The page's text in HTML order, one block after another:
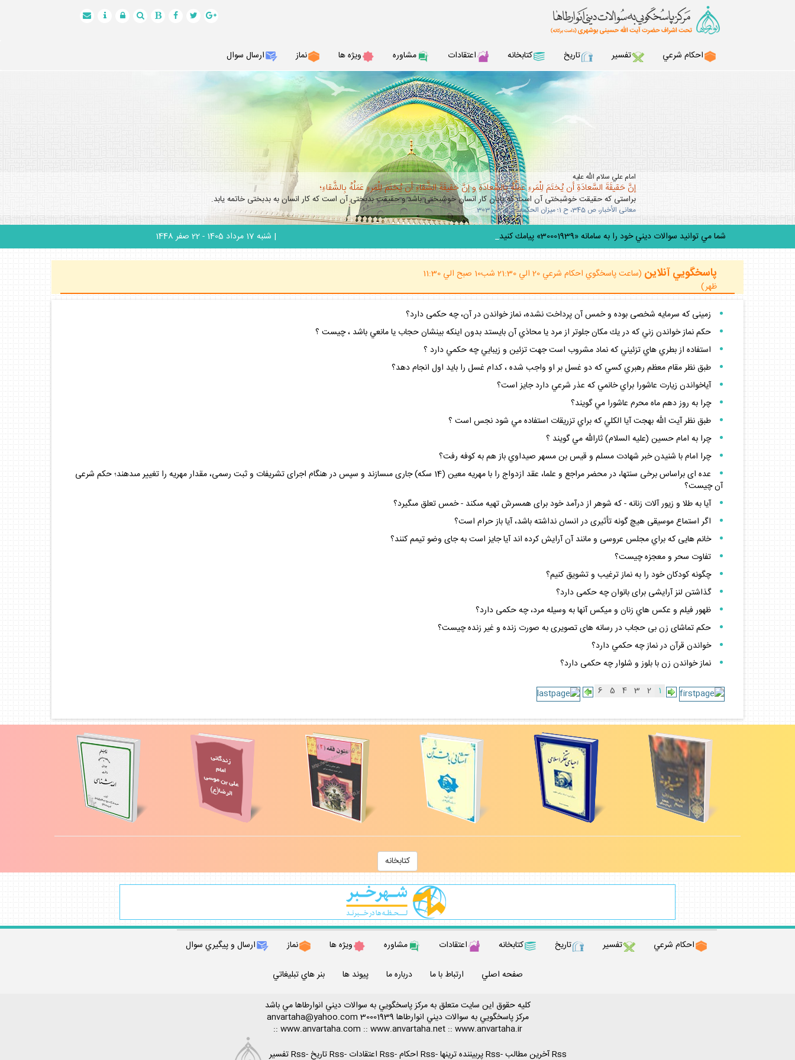
احكام شرعي تفسير تاريخ كتابخانه اعتقادات مشاوره ويژه ها نماز ارسال سوال
امام علي سلام الله عليه
إنَّ حَقيقَةَ السَّعادَةِ أن يُختَمَ لِلْمَرءِ عَمَلُهُ بِالسَّعادَةِ و إنَّ حَقيقَةَ الشَّقاءِ أن يُختَمَ لِلْمَرءِ عَمَلُهُ بِالشَّقاءِ؛
براستى كه حقيقت خوشبختى آن است كه پايان كار انسان خوشبختى باشد و حقيقت بدبختى آن است كه كار انسان به بدبختى خاتمه يابد.
معانى الأخبار، ص 345، ح 1؛ ميزان الحكمه، ج 5، ص 303.
شما مي توانيد سوالات ديني خود را به سامانه «30001939» پيامك كنيد. | شنبه 17 مرداد 1405 - 22 صفر 1448
پاسخگويي آنلاين
(ساعت پاسخگوي احكام شرعي 20 الي 21:30 شب10 صبح الي 11:30
ظهر)
زمينى كه سرمايه شخصى بوده و خمس آن پرداخت نشده، نماز خواندن در آن، چه حكمى دارد؟
حكم نماز خواندن زني كه در يك مكان جلوتر از مرد يا محاذي آن بايستد بدون اينكه بينشان حجاب يا مانعي باشد ، چيست ؟
استفاده از بطري هاي تزئيني كه نماد مشروب است جهت تزئين و زيبايي چه حكمي دارد ؟
طبق نظر مقام معظم رهبري كسي كه دو غسل بر او واجب شده ، كدام غسل را بايد اول انجام دهد؟
آياخواندن زيارت عاشورا براي خانمي كه عذر شرعي دارد جايز است؟
چرا به روز دهم ماه محرم عاشورا مي گويند؟
طبق نظر آيت الله بهجت آيا الكلي كه براي تزريقات استفاده مي شود نجس است ؟
چرا به امام حسين (عليه السلام) ثارالله مي گويند ؟
چرا امام با شنيدن خبر شهادت مسلم و قيس بن مسهر صيداوي باز هم به كوفه رفت؟
عده ‏اى براساس برخى سنت‏ها، در محضر مراجع و علما، عقد ازدواج را با مهريه معين (14 سكه) جارى مى‏سازند و سپس در هنگام اجراى تشريفات و ثبت رسمى، مقدار مهريه را تغيير مى‏دهند؛ حكم شرعى
آن چيست؟
آيا به طلا و زيور آلات زنانه - كه شوهر از درآمد خود براى همسرش تهيه مى‏كند - خمس تعلق مى‏گيرد؟
اگر استماع موسيقى هيچ گونه تأثيرى در انسان نداشته باشد، آيا باز حرام است؟
خانم هايى كه براي مجلس عروسى و مانند آن آرايش كرده اند آيا جايز است به جاى وضو تيمم كنند؟
تفاوت سحر و معجزه چيست؟
چگونه كودكان خود را به نماز ترغيب و تشويق كنيم؟
گذاشتن لنز آرايشى براى بانوان چه حكمى دارد؟
ظهور فيلم‏ و عكس هاي زنان و ميكس آنها به وسيله مرد، چه حكمى دارد؟
حكم تماشاى زن بى‏ حجاب در رسانه‏ هاى تصويرى به صورت زنده و غير زنده چيست؟
خواندن قرآن در نماز چه حكمي دارد؟
نماز خواندن زن با بلوز و شلوار چه حكمى دارد؟
كتابخانه
احكام شرعي تفسير تاريخ كتابخانه اعتقادات مشاوره ويژه ها نماز ارسال و پيگيري سوال
صفحه اصلي ارتباط با ما درباره ما پيوند ها بنر هاي تبليغاتي
كليه حقوق اين سايت متعلق به مركز پاسخگويي به سوالات ديني انوارطاها مي باشد
مركز پاسخگويي به سوالات ديني انوارطاها 30001939
anvartaha@yahoo.com
www.anvartaha.com :: www.anvartaha.net:: www.anvartaha.ir
::
Rss آخرين مطالب
-Rss پربيننده ترينها -Rss احكام -Rss اعتقادات -Rss تاريخ -Rss تفسير